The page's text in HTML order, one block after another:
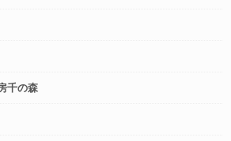
千の森